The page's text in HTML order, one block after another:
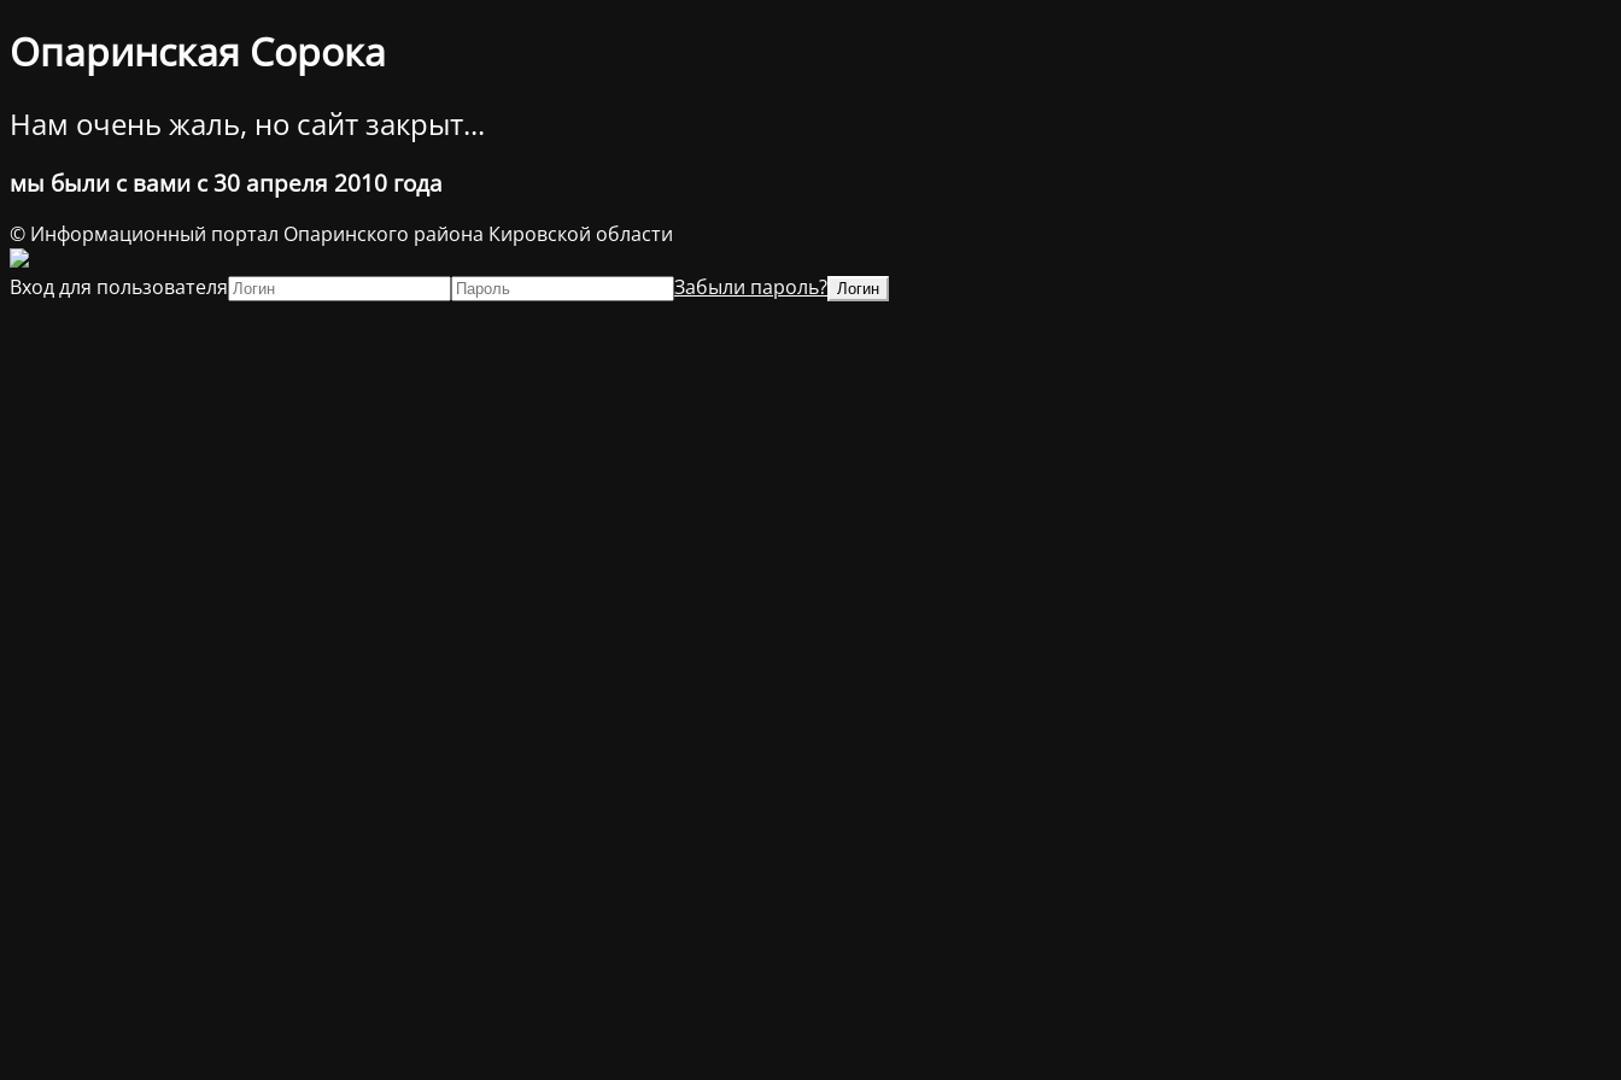
Опаринская Сорока
Нам очень жаль, но сайт закрыт...
мы были с вами с 30 апреля 2010 года
© Информационный портал Опаринского района Кировской области
Вход для пользователя
Забыли пароль?